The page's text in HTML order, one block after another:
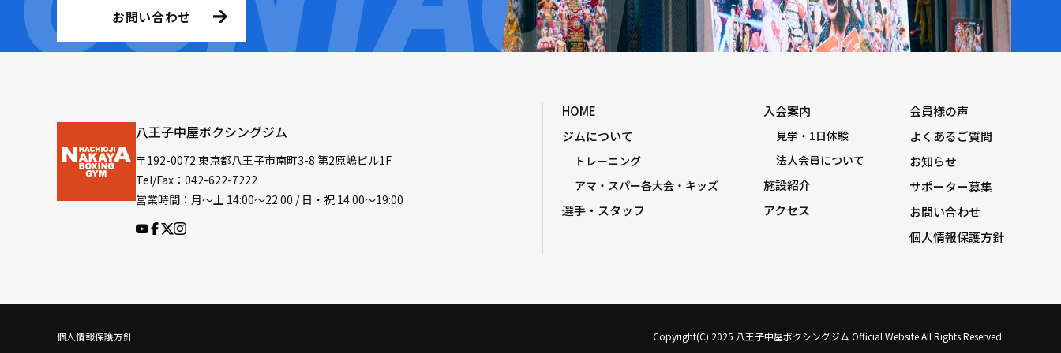
お問い合わせ
八王子中屋ボクシングジム
〒192-0072 東京都八王子市南町3-8 第2原嶋ビル1F
Tel/Fax：042-622-7222
営業時間：月〜土 14:00〜22:00 / 日・祝 14:00〜19:00
HOME
ジムについて
トレーニング
アマ・スパー各大会・キッズ
選手・スタッフ
入会案内
見学・1日体験
法人会員について
施設紹介
アクセス
会員様の声
よくあるご質問
お知らせ
サポーター募集
お問い合わせ
個人情報保護方針
個人情報保護方針 Copyright(C) 2025 八王子中屋ボクシングジム Official Website All Rights Reserved.